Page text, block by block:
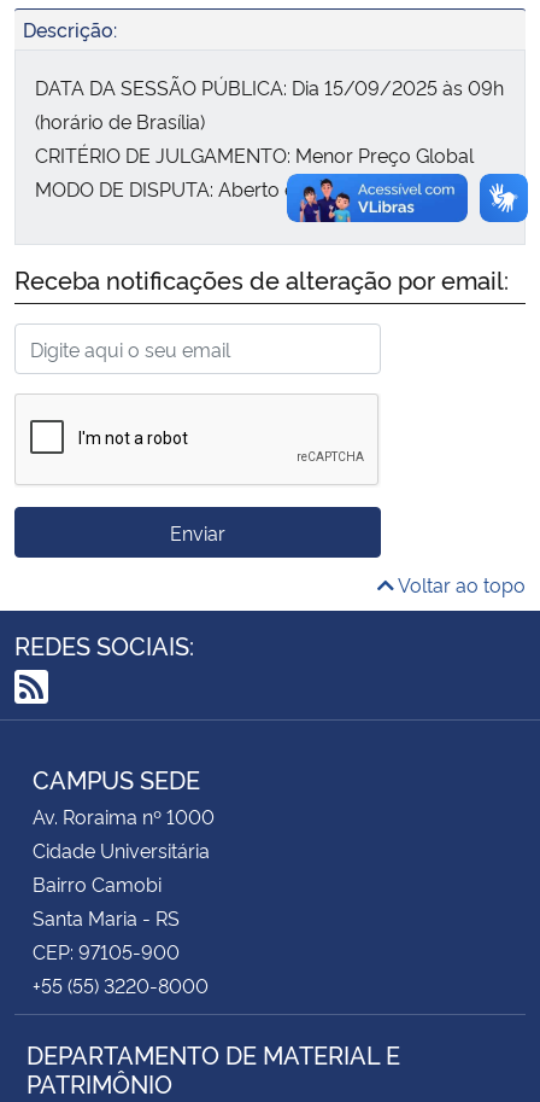
Ministério da Mulher, da Família e dos Direitos Humanos
Secretaria de Governo
Gabinete de Segurança Institucional
Advocacia-Geral da União
Banco Central do Brasil
Planalto
Descrição:
DATA DA SESSÃO PÚBLICA: Dia 15/09/2025 às 09h
(horário de Brasília)
CRITÉRIO DE JULGAMENTO: Menor Preço Global
MODO DE DISPUTA: Aberto e Fechado
Receba notificações de alteração por email:
Enviar
Voltar ao topo
REDES SOCIAIS:
RSS
CAMPUS SEDE
Av. Roraima nº 1000
Cidade Universitária
Bairro Camobi
Santa Maria - RS
CEP: 97105-900
+55 (55) 3220-8000
DEPARTAMENTO DE MATERIAL E
PATRIMÔNIO